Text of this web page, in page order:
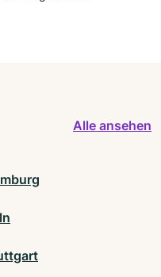
Alle ansehen